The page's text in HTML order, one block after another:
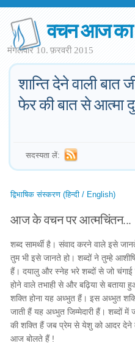
वचन आज का
मंगलवार 10. फ़रवरी 2015
शान्ति देने वाली बात
फेर की बात से आत्मा
सदस्यता लें:
द्विभाषिक संस्करण (हिन्दी / English)
आज के वचन पर आत्मचिंतन...
शब्द सामर्थी है। संवाद करने वाले इसे
तुम भी इसे जानते हो। शब्दों ने तुम्हे
हैं। दयालु और स्नेह भरे शब्दों से जो
होने वाले तभाही से और बढ़िया से बताया
शक्ति होना यह अध्भुत हैं। इस अध्भुत
जाती हैं यह अध्भुत जिम्मेदारी हैं। शब्दों
की शक्ति हैं जब प्रेम से येशु को आदर देने
आज बोलते हैं !